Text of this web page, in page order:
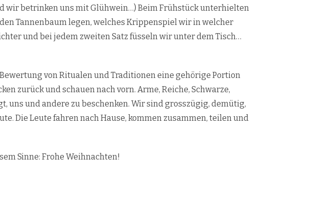
wir betrinken uns mit Glühwein…) Beim Frühstück unterhielten
Tannenbaum legen, welches Krippenspiel wir in welcher
und bei jedem zweiten Satz füsseln wir unter dem Tisch…
von Ritualen und Traditionen eine gehörige Portion
zurück und schauen nach vorn. Arme, Reiche, Schwarze,
uns und andere zu beschenken. Wir sind grosszügig, demütig,
Die Leute fahren nach Hause, kommen zusammen, teilen und
Sinne: Frohe Weihnachten!